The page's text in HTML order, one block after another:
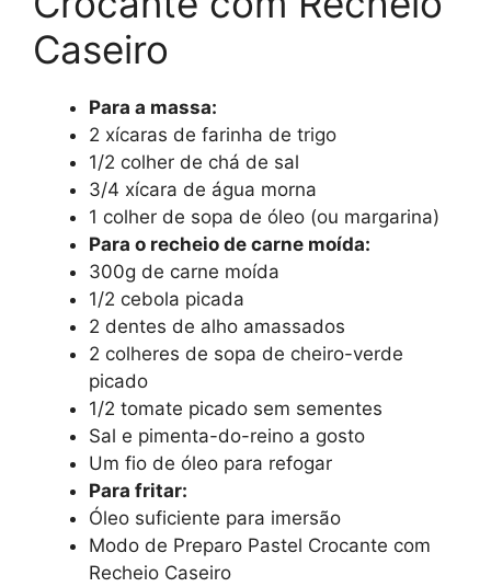
Caseiro
Para a massa:
2 xícaras de farinha de trigo
1/2 colher de chá de sal
3/4 xícara de água morna
1 colher de sopa de óleo (ou margarina)
Para o recheio de carne moída:
300g de carne moída
1/2 cebola picada
2 dentes de alho amassados
2 colheres de sopa de cheiro-verde
picado
1/2 tomate picado sem sementes
Sal e pimenta-do-reino a gosto
Um fio de óleo para refogar
Para fritar:
Óleo suficiente para imersão
Modo de Preparo Pastel Crocante com
Recheio Caseiro